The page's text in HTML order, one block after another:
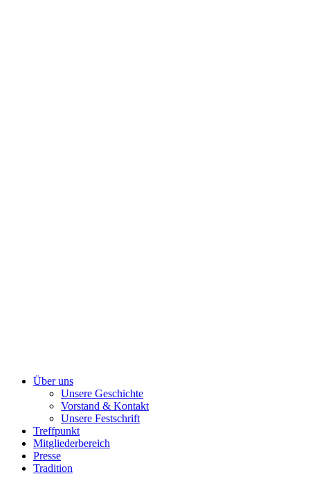
Über uns
Unsere Geschichte
Vorstand & Kontakt
Unsere Festschrift
Treffpunkt
Mitgliederbereich
Presse
Tradition